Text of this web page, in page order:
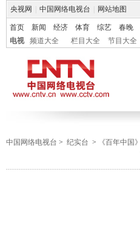
央视网 中国网络电视台 网站地图
首页 新闻 经济 体育 综艺 春晚
电视
频道大全 栏目大全 节目大全
中国网络电视台 > 纪实台 > 《百年中国》